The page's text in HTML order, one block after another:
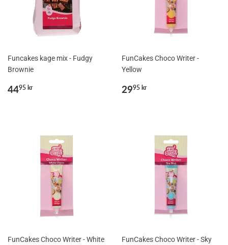
Funcakes kage mix - Fudgy
Brownie
Normalpris
4495 kr44,95
FunCakes Choco Writer -
Yellow
Normalpris
2995 kr29,95
FunCakes Choco Writer - White FunCakes Choco Writer - Sky